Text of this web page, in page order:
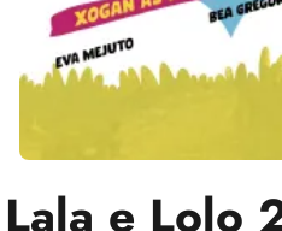
Lala e Lolo